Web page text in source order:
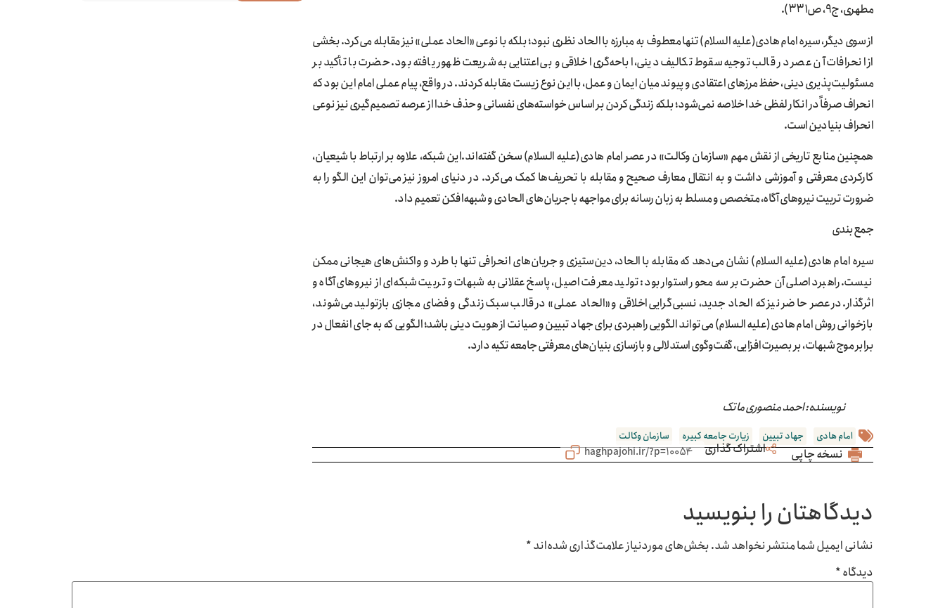
مطهری، ج۹، ص۳۳۱).
از سوی دیگر، سیره امام هادی(علیه السلام) تنها معطوف به مبارزه با الحاد نظری نبود؛ بلکه با نوعی «الحاد عملی» نیز مقابله می‌کرد. بخشی
از انحرافات آن عصر در قالب توجیه سقوط تکالیف دینی، اباحه‌گری اخلاقی و بی‌اعتنایی به شریعت ظهور یافته بود. حضرت با تأکید بر
مسئولیت‌پذیری دینی، حفظ مرزهای اعتقادی و پیوند میان ایمان و عمل، با این نوع زیست مقابله کردند. در واقع، پیام عملی امام این بود که
انحراف صرفاً در انکار لفظی خدا خلاصه نمی‌شود؛ بلکه زندگی کردن بر اساس خواسته‌های نفسانی و حذف خدا از عرصه تصمیم‌گیری نیز نوعی
انحراف بنیادین است.
همچنین منابع تاریخی از نقش مهم «سازمان وکالت» در عصر امام هادی(علیه السلام) سخن گفته‌اند.این شبکه، علاوه بر ارتباط با شیعیان،
کارکردی معرفتی و آموزشی داشت و به انتقال معارف صحیح و مقابله با تحریف‌ها کمک می‌کرد. در دنیای امروز نیز می‌توان این الگو را به
ضرورت تربیت نیروهای آگاه، متخصص و مسلط به زبان رسانه برای مواجهه با جریان‌های الحادی و شبهه‌افکن تعمیم داد.
جمع‌بندی
سیره امام هادی(علیه السلام) نشان می‌دهد که مقابله با الحاد، دین‌ستیزی و جریان‌های انحرافی تنها با طرد و واکنش‌های هیجانی ممکن
نیست. راهبرد اصلی آن حضرت بر سه محور استوار بود: تولید معرفت اصیل، پاسخ عقلانی به شبهات و تربیت شبکه‌ای از نیروهای آگاه و
اثرگذار. در عصر حاضر نیز که الحاد جدید، نسبی‌گرایی اخلاقی و «الحاد عملی» در قالب سبک زندگی و فضای مجازی بازتولید می‌شوند،
بازخوانی روش امام هادی(علیه السلام) می‌تواند الگویی راهبردی برای جهاد تبیین و صیانت از هویت دینی باشد؛ الگویی که به جای انفعال در
برابر موج شبهات، بر بصیرت‌افزایی، گفت‌وگوی استدلالی و بازسازی بنیان‌های معرفتی جامعه تکیه دارد.
نویسنده: احمد منصوری ماتک
امام هادی جهاد تبیین زیارت جامعه کبیره سازمان وکالت
نسخه چاپی اشتراک گذاری
دیدگاهتان را بنویسید
نشانی ایمیل شما منتشر نخواهد شد.بخش‌های موردنیاز علامت‌گذاری شده‌اند*
دیدگاه*